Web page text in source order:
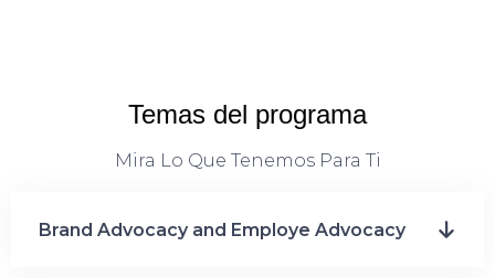
Temas del programa
Mira Lo Que Tenemos Para Ti
Brand Advocacy and Employe Advocacy